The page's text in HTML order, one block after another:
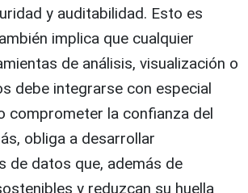
y auditabilidad. Esto es
implica que cualquier
de análisis, visualización o
debe integrarse con especial
comprometer la confianza del
obliga a desarrollar
de datos que, además de
y reduzcan su huella